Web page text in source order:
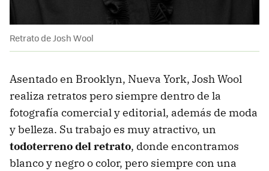
Retrato de Josh Wool
Asentado en Brooklyn, Nueva York, Josh Wool
realiza retratos pero siempre dentro de la
fotografía comercial y editorial, además de moda
y belleza. Su trabajo es muy atractivo, un
todoterreno del retrato, donde encontramos
blanco y negro o color, pero siempre con una